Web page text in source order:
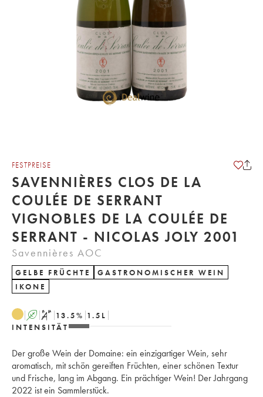
FESTPREISE
SAVENNIÈRES CLOS DE LA
COULÉE DE SERRANT
VIGNOBLES DE LA COULÉE DE
SERRANT - NICOLAS JOLY 2001
Savennières AOC
GELBE FRÜCHTE
GASTRONOMISCHER WEIN
IKONE
A S 13.5% 1.5 L
INTENSITÄT
Der große Wein der Domaine: ein einzigartiger Wein, sehr
aromatisch, mit schön gereiften Früchten, einer schönen Textur
und Frische, lang im Abgang. Ein prächtiger Wein! Der Jahrgang
2022 ist ein Sammlerstück.